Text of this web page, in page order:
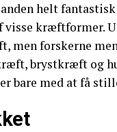
helt
kræftformer.
men forskerne
brystkræft og
bare med at få